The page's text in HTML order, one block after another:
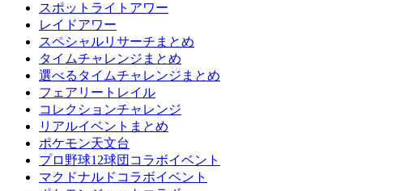
スポットライトアワー
レイドアワー
スペシャルリサーチまとめ
タイムチャレンジまとめ
選べるタイムチャレンジまとめ
フェアリートレイル
コレクションチャレンジ
リアルイベントまとめ
ポケモン天文台
プロ野球12球団コラボイベント
マクドナルドコラボイベント